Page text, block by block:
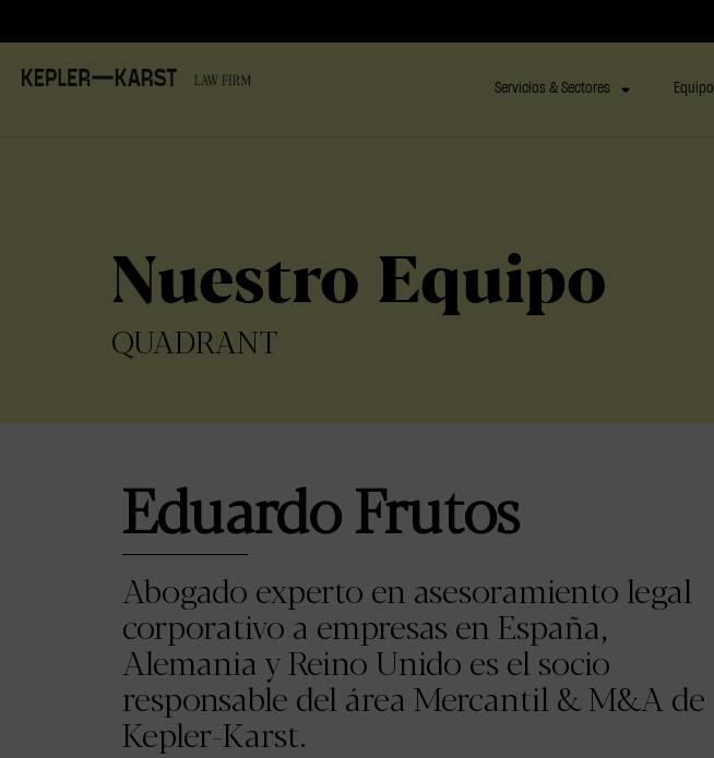
Servicios & Sectores Equipo
Nuestro Equipo
QUADRANT
Eduardo Frutos
Abogado experto en asesoramiento legal
corporativo a empresas en España,
Alemania y Reino Unido es el socio
responsable del área Mercantil & M&A de
Kepler-Karst.